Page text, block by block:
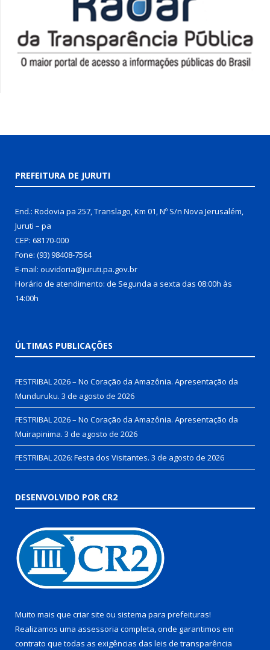
PREFEITURA DE JURUTI
End.: Rodovia pa 257, Translago, Km 01, Nº S/n Nova Jerusalém,
Juruti – pa
CEP: 68170-000
Fone: (93) 98408-7564
E-mail: ouvidoria@juruti.pa.gov.br
Horário de atendimento: de Segunda a sexta das 08:00h às
14:00h
ÚLTIMAS PUBLICAÇÕES
FESTRIBAL 2026 – No Coração da Amazônia. Apresentação da
Munduruku. 3 de agosto de 2026
FESTRIBAL 2026 – No Coração da Amazônia. Apresentação da
Muirapinima. 3 de agosto de 2026
FESTRIBAL 2026: Festa dos Visitantes. 3 de agosto de 2026
DESENVOLVIDO POR CR2
Muito mais que criar site ou sistema para prefeituras!
Realizamos uma assessoria completa, onde garantimos em
contrato que todas as exigências das leis de transparência